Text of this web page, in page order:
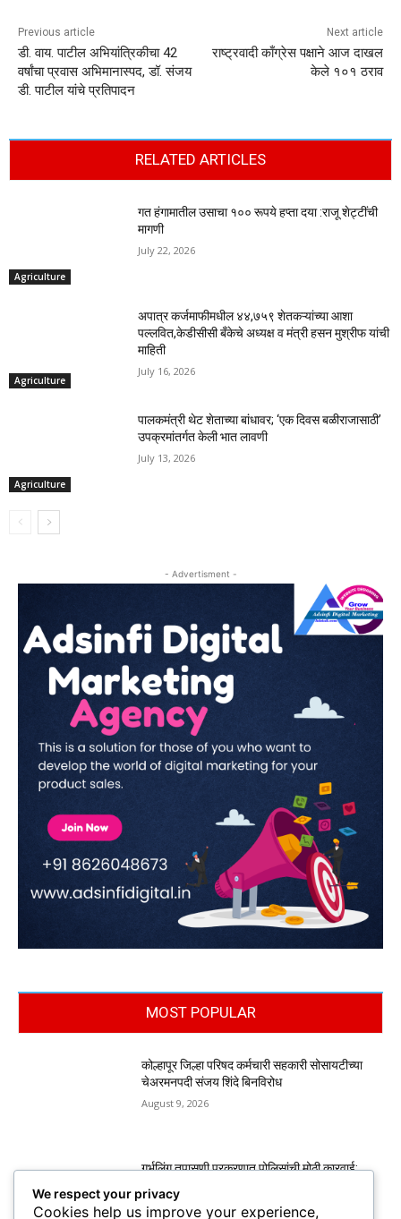
Previous article
डी. वाय. पाटील अभियांत्रिकीचा 42
वर्षांचा प्रवास अभिमानास्पद, डॉ. संजय
डी. पाटील यांचे प्रतिपादन
Next article
राष्ट्रवादी काँग्रेस पक्षाने आज दाखल
केले १०१ ठराव
RELATED ARTICLES
Agriculture
गत हंगामातील उसाचा १०० रूपये हप्ता दया :राजू शेट्टींची
मागणी
July 22, 2026
Agriculture
अपात्र कर्जमाफीमधील ४४,७५९ शेतकऱ्यांच्या आशा
पल्लवित,केडीसीसी बँकेचे अध्यक्ष व मंत्री हसन मुश्रीफ यांची
माहिती
July 16, 2026
Agriculture
पालकमंत्री थेट शेताच्या बांधावर; ‘एक दिवस बळीराजासाठी’
उपक्रमांतर्गत केली भात लावणी
July 13, 2026
- Advertisment -
MOST POPULAR
कोल्हापूर जिल्हा परिषद कर्मचारी सहकारी सोसायटीच्या
चेअरमनपदी संजय शिंदे बिनविरोध
August 9, 2026
गर्भलिंग तपासणी प्रकरणात पोलिसांची मोठी कारवाई;
आरोपींकडून स्विफ्ट डिझायर, ॲक्टिव्हा जप्त
August 9, 2026
We respect your privacy
Cookies help us improve your experience,